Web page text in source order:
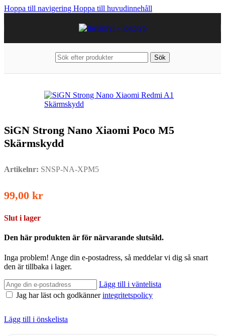
Hoppa till navigering Hoppa till huvudinnehåll
Sök
SiGN Strong Nano Xiaomi Poco M5
Skärmskydd
Artikelnr: SNSP-NA-XPM5
99,00 kr
Slut i lager
Den här produkten är för närvarande slutsåld.
Inga problem! Ange din e-postadress, så meddelar vi dig så snart
den är tillbaka i lager.
Lägg till i väntelista
Jag har läst och godkännerintegritetspolicy
Lägg till i önskelista